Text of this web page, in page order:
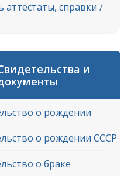
аттестаты, справки /
и
о рождении
о рождении СССР
о браке